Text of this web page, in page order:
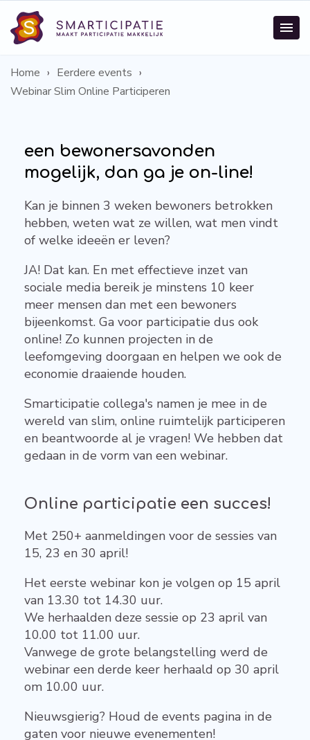
Home
Eerdere events
Webinar Slim Online Participeren
een bewonersavonden
mogelijk, dan ga je on-line!
Kan je binnen 3 weken bewoners betrokken
hebben, weten wat ze willen, wat men vindt
of welke ideeën er leven?
JA! Dat kan. En met effectieve inzet van
sociale media bereik je minstens 10 keer
meer mensen dan met een bewoners
bijeenkomst. Ga voor participatie dus ook
online! Zo kunnen projecten in de
leefomgeving doorgaan en helpen we ook de
economie draaiende houden.
Smarticipatie collega's namen je mee in de
wereld van slim, online ruimtelijk participeren
en beantwoorde al je vragen! We hebben dat
gedaan in de vorm van een webinar.
Online participatie een succes!
Met 250+ aanmeldingen voor de sessies van
15, 23 en 30 april!
Het eerste webinar kon je volgen op 15 april
van 13.30 tot 14.30 uur.
We herhaalden deze sessie op 23 april van
10.00 tot 11.00 uur.
Vanwege de grote belangstelling werd de
webinar een derde keer herhaald op 30 april
om 10.00 uur.
Nieuwsgierig? Houd de events pagina in de
gaten voor nieuwe evenementen!